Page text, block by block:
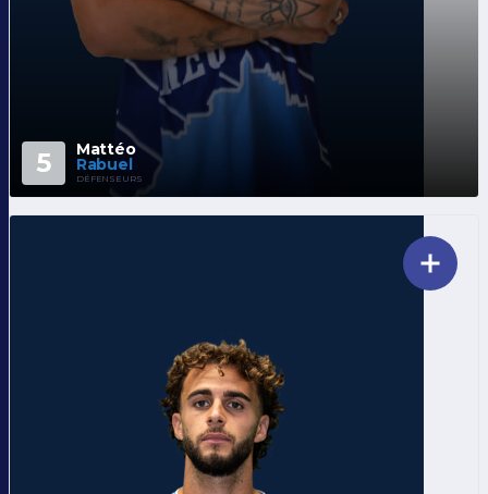
5 Mattéo
Rabuel
DÉFENSEURS